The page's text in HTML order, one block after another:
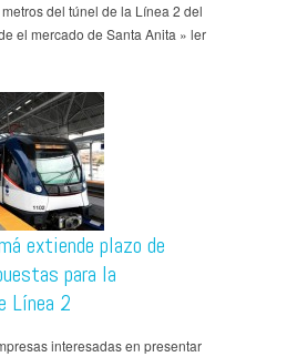
del túnel de la Línea 2 del
el mercado de Santa Anita » ler
extiende plazo de
para la
Línea 2
interesadas en presentar